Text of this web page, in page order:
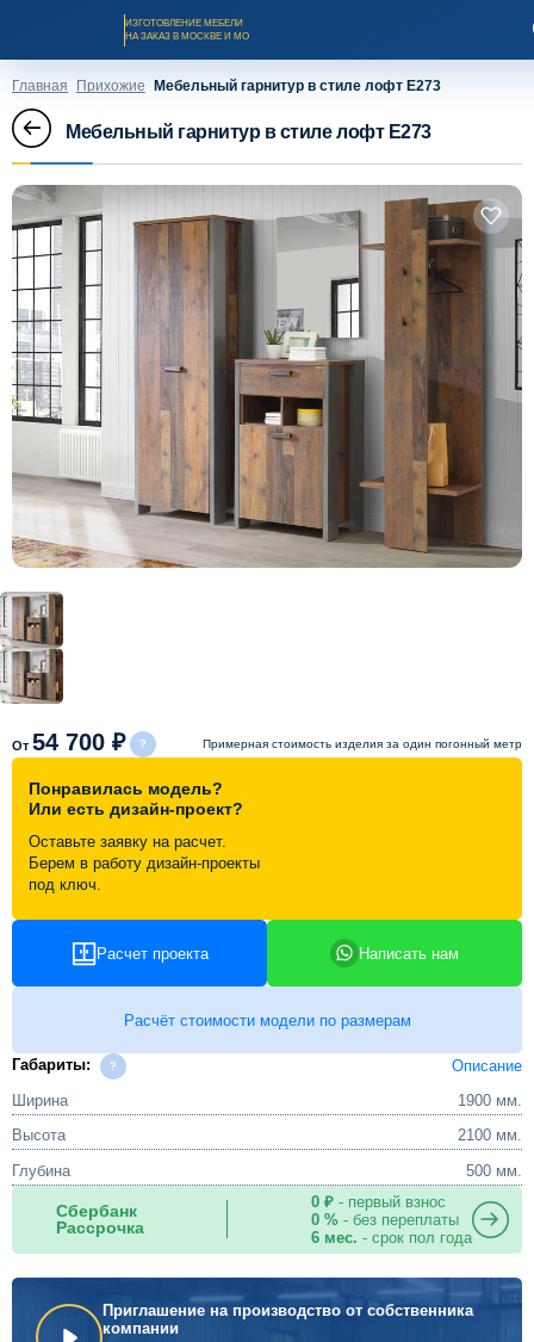
ИЗГОТОВЛЕНИЕ МЕБЕЛИ
НА ЗАКАЗ В МОСКВЕ И МО
Заказать звонок
Каталог мебели на заказ
О компании
Оплата и доставка
Рассрочка и кредит
Акции и скидки
Видеоотзывы
Статьи
Контакты
Главная Прихожие Мебельный гарнитур в стиле лофт Е273
Мебельный гарнитур в стиле лофт Е273
От 54 700 ₽ Примерная стоимость изделия за один погонный метр
Понравилась модель?
Или есть дизайн-проект?
Оставьте заявку на расчет.
Берем в работу дизайн-проекты
под ключ.
Расчет проекта Написать нам
Расчёт стоимости модели по размерам
Габариты:
Описание
Ширина
1900 мм.
Высота
2100 мм.
Глубина
500 мм.
Сбербанк
Рассрочка
0 ₽- первый взнос
0 %- без переплаты
6 мес. - срок пол года
Приглашение на производство от собственника
компании